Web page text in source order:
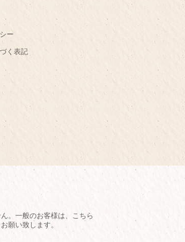
ー
く表記
。一般のお客様は、こちら
願い致します。